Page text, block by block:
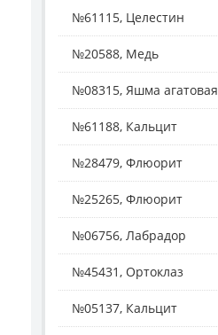
№61115, Целестин
№20588, Медь
№08315, Яшма агатовая
№61188, Кальцит
№28479, Флюорит
№25265, Флюорит
№06756, Лабрадор
№45431, Ортоклаз
№05137, Кальцит